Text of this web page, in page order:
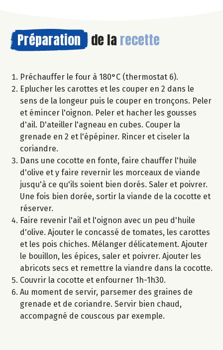
Préparation de la recette
Préchauffer le four à 180°C (thermostat 6).
Eplucher les carottes et les couper en 2 dans le
sens de la longeur puis le couper en tronçons. Peler
et émincer l'oignon. Peler et hacher les gousses
d'ail. D'ateiller l'agneau en cubes. Couper la
grenade en 2 et l'épépiner. Rincer et ciseler la
coriandre.
Dans une cocotte en fonte, faire chauffer l'huile
d'olive et y faire revernir les morceaux de viande
jusqu'à ce qu'ils soient bien dorés. Saler et poivrer.
Une fois bien dorée, sortir la viande de la cocotte et
réserver.
Faire revenir l'ail et l'oignon avec un peu d'huile
d'olive. Ajouter le concassé de tomates, les carottes
et les pois chiches. Mélanger délicatement. Ajouter
le bouillon, les épices, saler et poivrer. Ajouter les
abricots secs et remettre la viandre dans la cocotte.
Couvrir la cocotte et enfourner 1h-1h30.
Au moment de servir, parsemer des graines de
grenade et de coriandre. Servir bien chaud,
accompagné de couscous par exemple.